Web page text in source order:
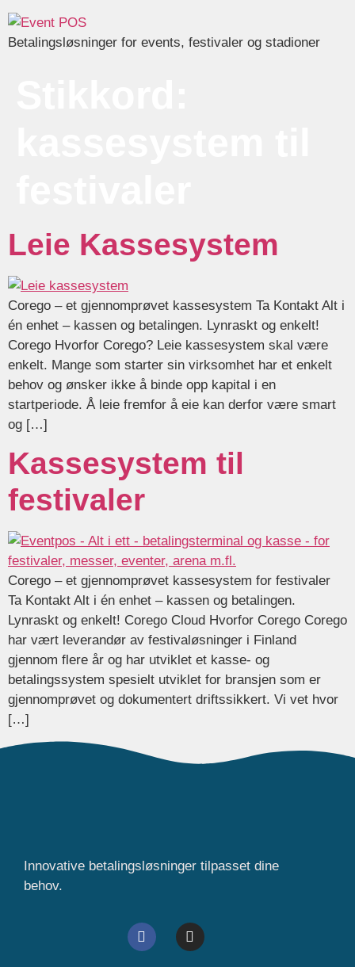
Betalingsløsninger for events, festivaler og stadioner
Leie Kassesystem
Corego – et gjennomprøvet kassesystem Ta Kontakt Alt i
én enhet – kassen og betalingen. Lynraskt og enkelt!
Corego Hvorfor Corego? Leie kassesystem skal være
enkelt. Mange som starter sin virksomhet har et enkelt
behov og ønsker ikke å binde opp kapital i en
startperiode. Å leie fremfor å eie kan derfor være smart
og […]
Kassesystem til
festivaler
Corego – et gjennomprøvet kassesystem for festivaler
Ta Kontakt Alt i én enhet – kassen og betalingen.
Lynraskt og enkelt! Corego Cloud Hvorfor Corego Corego
har vært leverandør av festivaløsninger i Finland
gjennom flere år og har utviklet et kasse- og
betalingssystem spesielt utviklet for bransjen som er
gjennomprøvet og dokumentert driftssikkert. Vi vet hvor
[…]
Innovative betalingsløsninger tilpasset dine
behov.